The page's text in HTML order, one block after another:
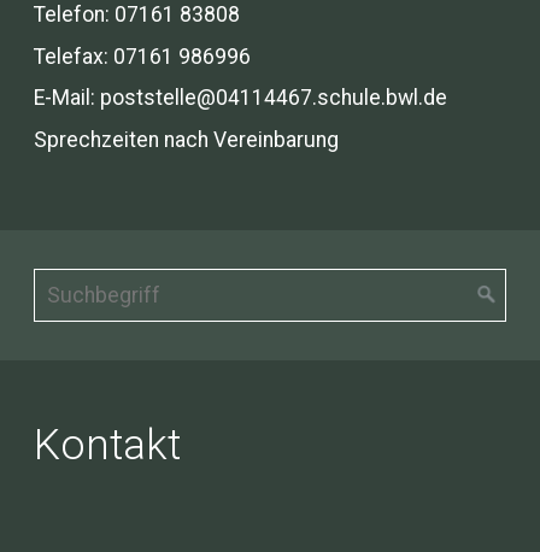
Telefon: 07161 83808
Telefax: 07161 986996
E-Mail: poststelle@04114467.schule.bwl.de
Sprechzeiten nach Vereinbarung
Kontakt